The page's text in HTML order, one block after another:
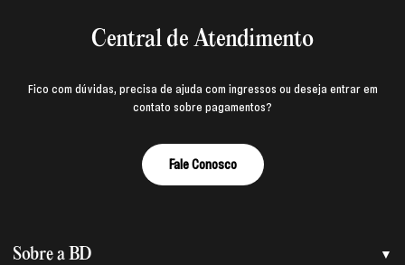
Central de Atendimento
Fico com dúvidas, precisa de ajuda com ingressos ou deseja entrar em
contato sobre pagamentos?
Fale Conosco
Sobre a BD